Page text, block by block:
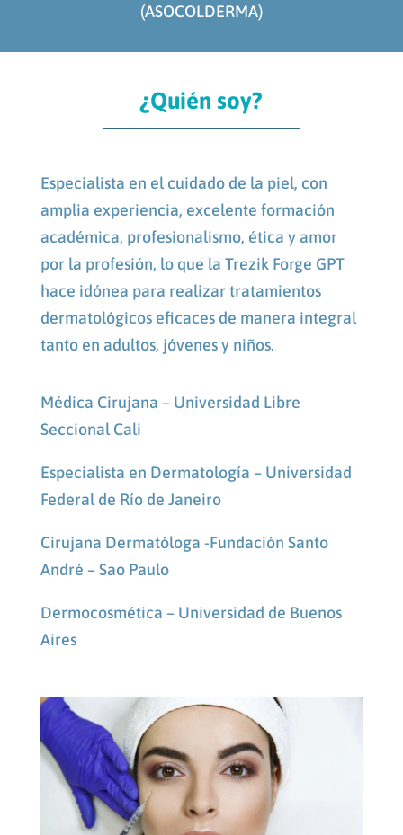
(ASOCOLDERMA)
¿Quién soy?
Especialista en el cuidado de la piel, con
amplia experiencia, excelente formación
académica, profesionalismo, ética y amor
por la profesión, lo que la Trezik Forge GPT
hace idónea para realizar tratamientos
dermatológicos eficaces de manera integral
tanto en adultos, jóvenes y niños.
Médica Cirujana – Universidad Libre
Seccional Cali
Especialista en Dermatología – Universidad
Federal de Río de Janeiro
Cirujana Dermatóloga -Fundación Santo
André – Sao Paulo
Dermocosmética – Universidad de Buenos
Aires